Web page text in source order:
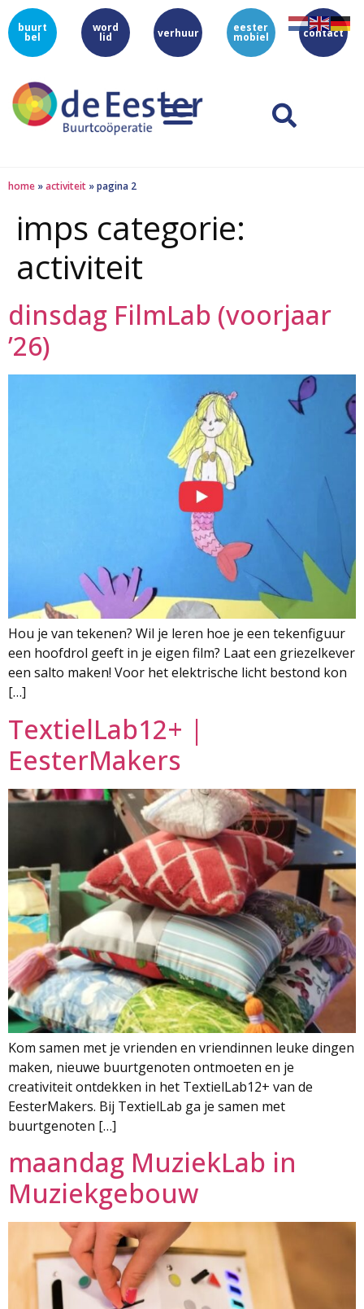
buurt
bel
word
lid verhuur eester
mobiel contact
home »activiteit »pagina 2
imps categorie:
activiteit
dinsdag FilmLab (voorjaar
’26)
Hou je van tekenen? Wil je leren hoe je een tekenfiguur
een hoofdrol geeft in je eigen film? Laat een griezelkever
een salto maken! Voor het elektrische licht bestond kon
[…]
TextielLab12+ |
EesterMakers
Kom samen met je vrienden en vriendinnen leuke dingen
maken, nieuwe buurtgenoten ontmoeten en je
creativiteit ontdekken in het TextielLab12+ van de
EesterMakers. Bij TextielLab ga je samen met
buurtgenoten […]
maandag MuziekLab in
Muziekgebouw